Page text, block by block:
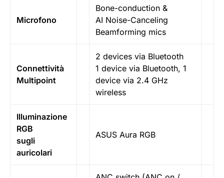
Microfono
Bone-conduction &
AI Noise-Canceling
Beamforming mics
Connettività
Multipoint
2 devices via Bluetooth
1 device via Bluetooth, 1
device via 2.4 GHz
wireless
Illuminazione
RGB
sugli
auricolari
ASUS Aura RGB